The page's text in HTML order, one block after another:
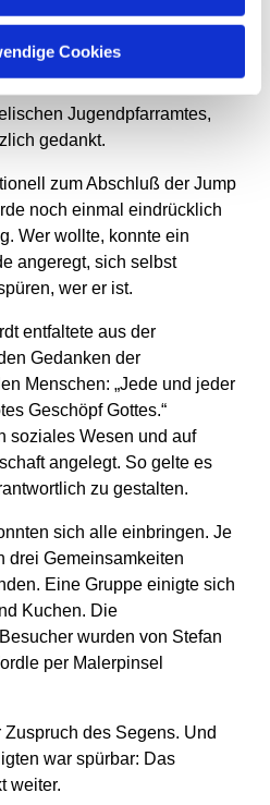
Cookies
die Beine gestellt. Mit
Jugendpfarramtes,
gedankt.
zum Abschluß der Jump
noch einmal eindrücklich
Wer wollte, konnte ein
angeregt, sich selbst
wer er ist.
entfaltete aus der
Gedanken der
Menschen: „Jede und jeder
Geschöpf Gottes.“
soziales Wesen und auf
angelegt. So gelte es
zu gestalten.
sich alle einbringen. Je
drei Gemeinsamkeiten
Eine Gruppe einigte sich
Kuchen. Die
wurden von Stefan
per Malerpinsel
des Segens. Und
war spürbar: Das
weiter.